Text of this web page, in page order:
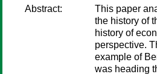
Abstract:
This paper
the history of
history of
perspective.
example of
was heading